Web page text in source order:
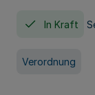
In Kraft
Verordnung